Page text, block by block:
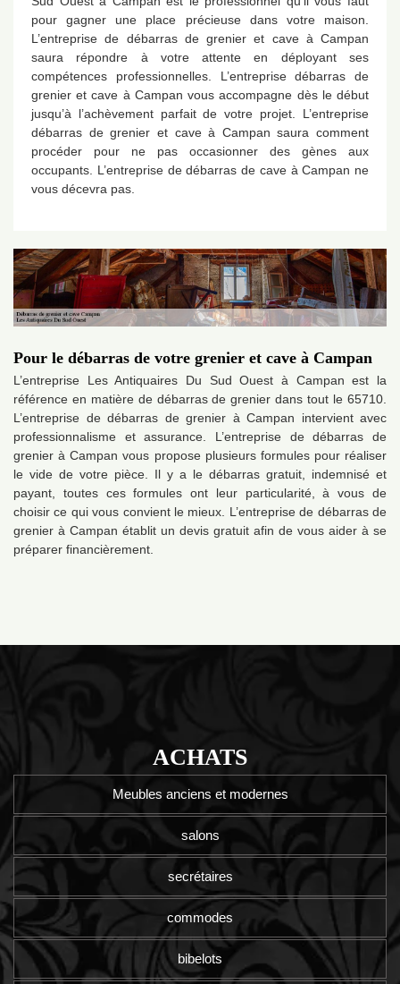
pour gagner une place précieuse dans votre maison.
L’entreprise de débarras de grenier et cave à Campan
saura répondre à votre attente en déployant ses
compétences professionnelles. L’entreprise débarras de
grenier et cave à Campan vous accompagne dès le début
jusqu’à l’achèvement parfait de votre projet. L’entreprise
débarras de grenier et cave à Campan saura comment
procéder pour ne pas occasionner des gènes aux
occupants. L’entreprise de débarras de cave à Campan ne
vous décevra pas.
Pour le débarras de votre grenier et cave à Campan
L’entreprise Les Antiquaires Du Sud Ouest à Campan est la
référence en matière de débarras de grenier dans tout le 65710.
L’entreprise de débarras de grenier à Campan intervient avec
professionnalisme et assurance. L’entreprise de débarras de
grenier à Campan vous propose plusieurs formules pour réaliser
le vide de votre pièce. Il y a le débarras gratuit, indemnisé et
payant, toutes ces formules ont leur particularité, à vous de
choisir ce qui vous convient le mieux. L’entreprise de débarras de
grenier à Campan établit un devis gratuit afin de vous aider à se
préparer financièrement.
ACHATS
Meubles anciens et modernes
salons
secrétaires
commodes
bibelots